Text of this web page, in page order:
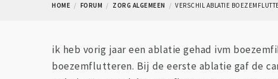
HOME FORUM ZORG ALGEMEEN VERSCHIL ABLATIE
ik heb vorig jaar een ablatie gehad ivm
boezemflutteren. Bij de eerste ablatie gaf de